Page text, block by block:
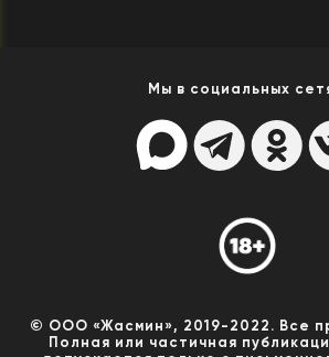
Мы в социальных
© ООО «Жасмин», 2019-2022. Все
Полная или частичная